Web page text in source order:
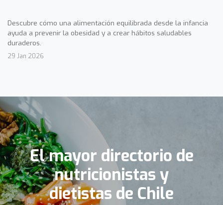
Descubre cómo una alimentación equilibrada desde la infancia
ayuda a prevenir la obesidad y a crear hábitos saludables
duraderos.
29 Jan 2026
El mayor directorio de
nutricionistas y
dietistas de Chile